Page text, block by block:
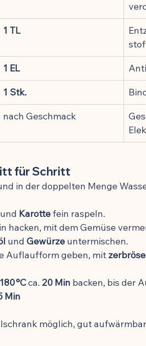
1 TL
1 EL
1 Stk.
nach Geschmack
für Schritt
in der doppelten Menge
und Karotte fein raspeln.
hacken, mit dem Gemüse
und Gewürze untermischen.
Auflaufform geben, mit
180 °C ca. 20 Min backen, bis der
Min
möglich, gut aufwärmbar